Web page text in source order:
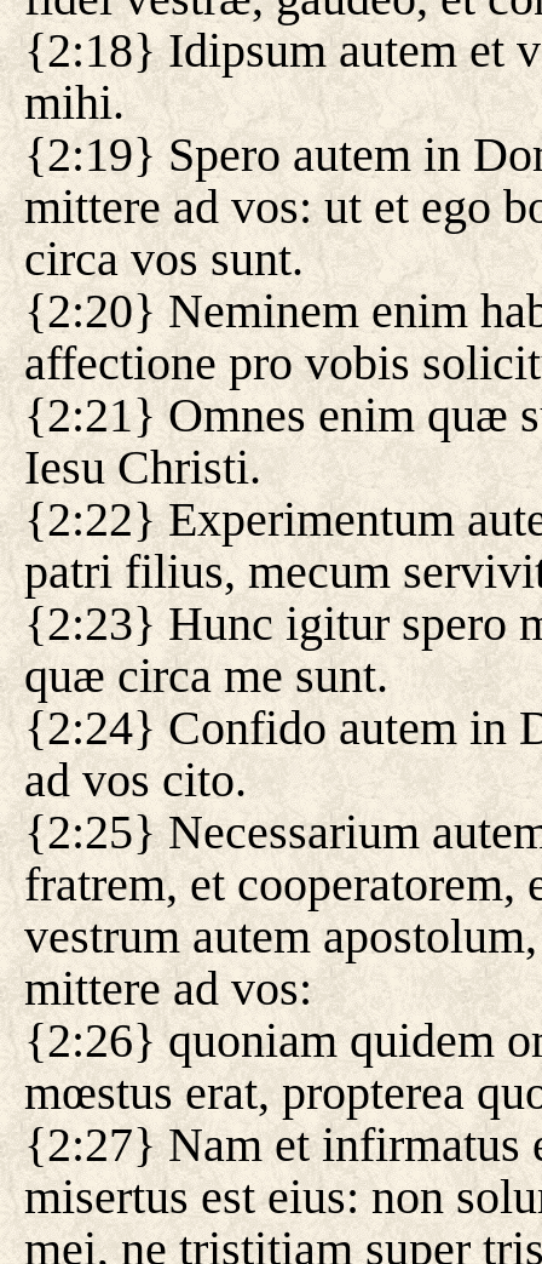
{2:18} Idipsum autem et
mihi.
{2:19} Spero autem in
mittere ad vos: ut et ego
circa vos sunt.
{2:20} Neminem enim
affectione pro vobis
{2:21} Omnes enim quæ
Iesu Christi.
{2:22} Experimentum
patri filius, mecum
{2:23} Hunc igitur spero
quæ circa me sunt.
{2:24} Confido autem in
ad vos cito.
{2:25} Necessarium
fratrem, et
vestrum autem
mittere ad vos:
{2:26} quoniam quidem
mœstus erat, propterea
{2:27} Nam et infirmatus
misertus est eius: non
mei, ne tristitiam super